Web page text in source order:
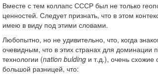
Вместе с тем коллапс СССР был не только
ценностей. Следует признать, что в этом
имею в виду под этими словами.
Любопытно, но не удивительно, что, когда
очевидным, что в этих странах для
технологии (nation bulding и т.д.), очень
большой разницей, что: